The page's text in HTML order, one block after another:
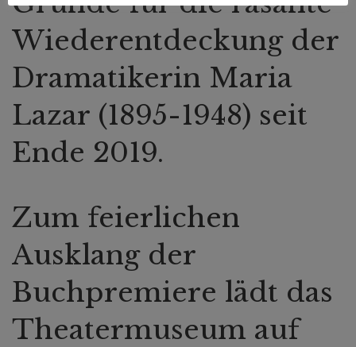
Wiederentdeckung der
Dramatikerin Maria
Lazar (1895-1948) seit
Ende 2019.
Zum feierlichen
Ausklang der
Buchpremiere lädt das
Theatermuseum auf